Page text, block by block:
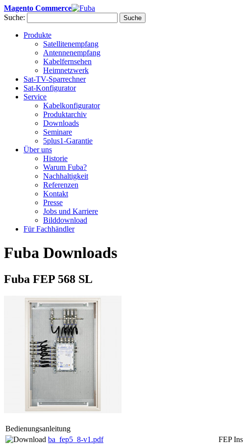
Magento Commerce
Suche:
Suche
Produkte
Satellitenempfang
Antennenempfang
Kabelfernsehen
Heimnetzwerk
Sat-TV-Sparrechner
Sat-Konfigurator
Service
Kabelkonfigurator
Produktarchiv
Downloads
Seminare
5plus1-Garantie
Über uns
Historie
Warum Fuba?
Nachhaltigkeit
Referenzen
Kontakt
Presse
Jobs und Karriere
Bilddownload
Für Fachhändler
Fuba Downloads
Fuba FEP 568 SL
Bedienungsanleitung
ba_fep5_8-v1.pdf
FEP